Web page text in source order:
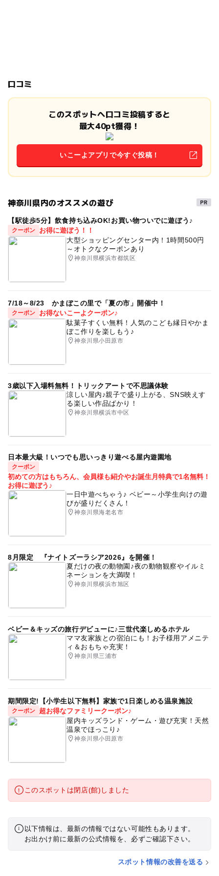
口コミ
このスポットへ口コミ投稿すると
最大40pt獲得！
いこーよアプリで今すぐ投稿！
神奈川県内のオススメの遊び
【駅徒歩5分】飲食持ち込みOK!お買い物ついでに遊ぼう♪
クーポン
お得に遊ぼう！！
大型ショッピングセンター内！1時間500円
～オトクなクーポンあり
神奈川県横浜市都筑区
7/18～8/23 かまぼこの里で「夏の市」開催中！
クーポン
お得ないこーよクーポン♪
駄菓子すくい無料！人気のこども縁日やかま
ぼこ作りを楽しもう♪
神奈川県小田原市
3歳以下入場料無料！トリックアートで不思議体験
涼しい屋内♪親子で盛り上がる、SNS映えす
る楽しい作品ばかり！
神奈川県横浜市中区
日本最大級！いつでも思いっきり遊べる屋内遊園地
クーポン
初めての方はもちろん、会員様も紹介やお誕生月特典で1名無料！
お得に遊ぼう♪
一日中遊べちゃう♪ ベビー～小学生向けの遊
びが盛りだくさん！
神奈川県海老名市
8月限定 『ナイトズーラシア2026』を開催！
夏だけの夜の動物園♪夜の動物観察やイルミ
ネーションを大満喫！
神奈川県横浜市旭区
ベビー＆キッズの旅行デビューに♪三世代楽しめるホテル
ママ友家族との宿泊にも！お子様用アメニテ
ィ＆おもちゃ充実！
神奈川県三浦市
期間限定!【小学生以下無料】家族で1日楽しめる温泉施設
クーポン
超お得なファミリークーポン♪
屋内キッズランド・ゲーム・遊び充実！天然
温泉でほっこり♪
神奈川県小田原市
このスポットは閉店(館)しました
以下情報は、最新の情報ではない可能性もあります。
お出かけ前に最新の公式情報を、必ずご確認下さい。
スポット情報の改善を送る